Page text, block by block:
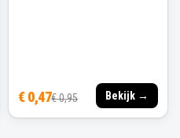
€ 0,47€ 0,95 Bekijk →